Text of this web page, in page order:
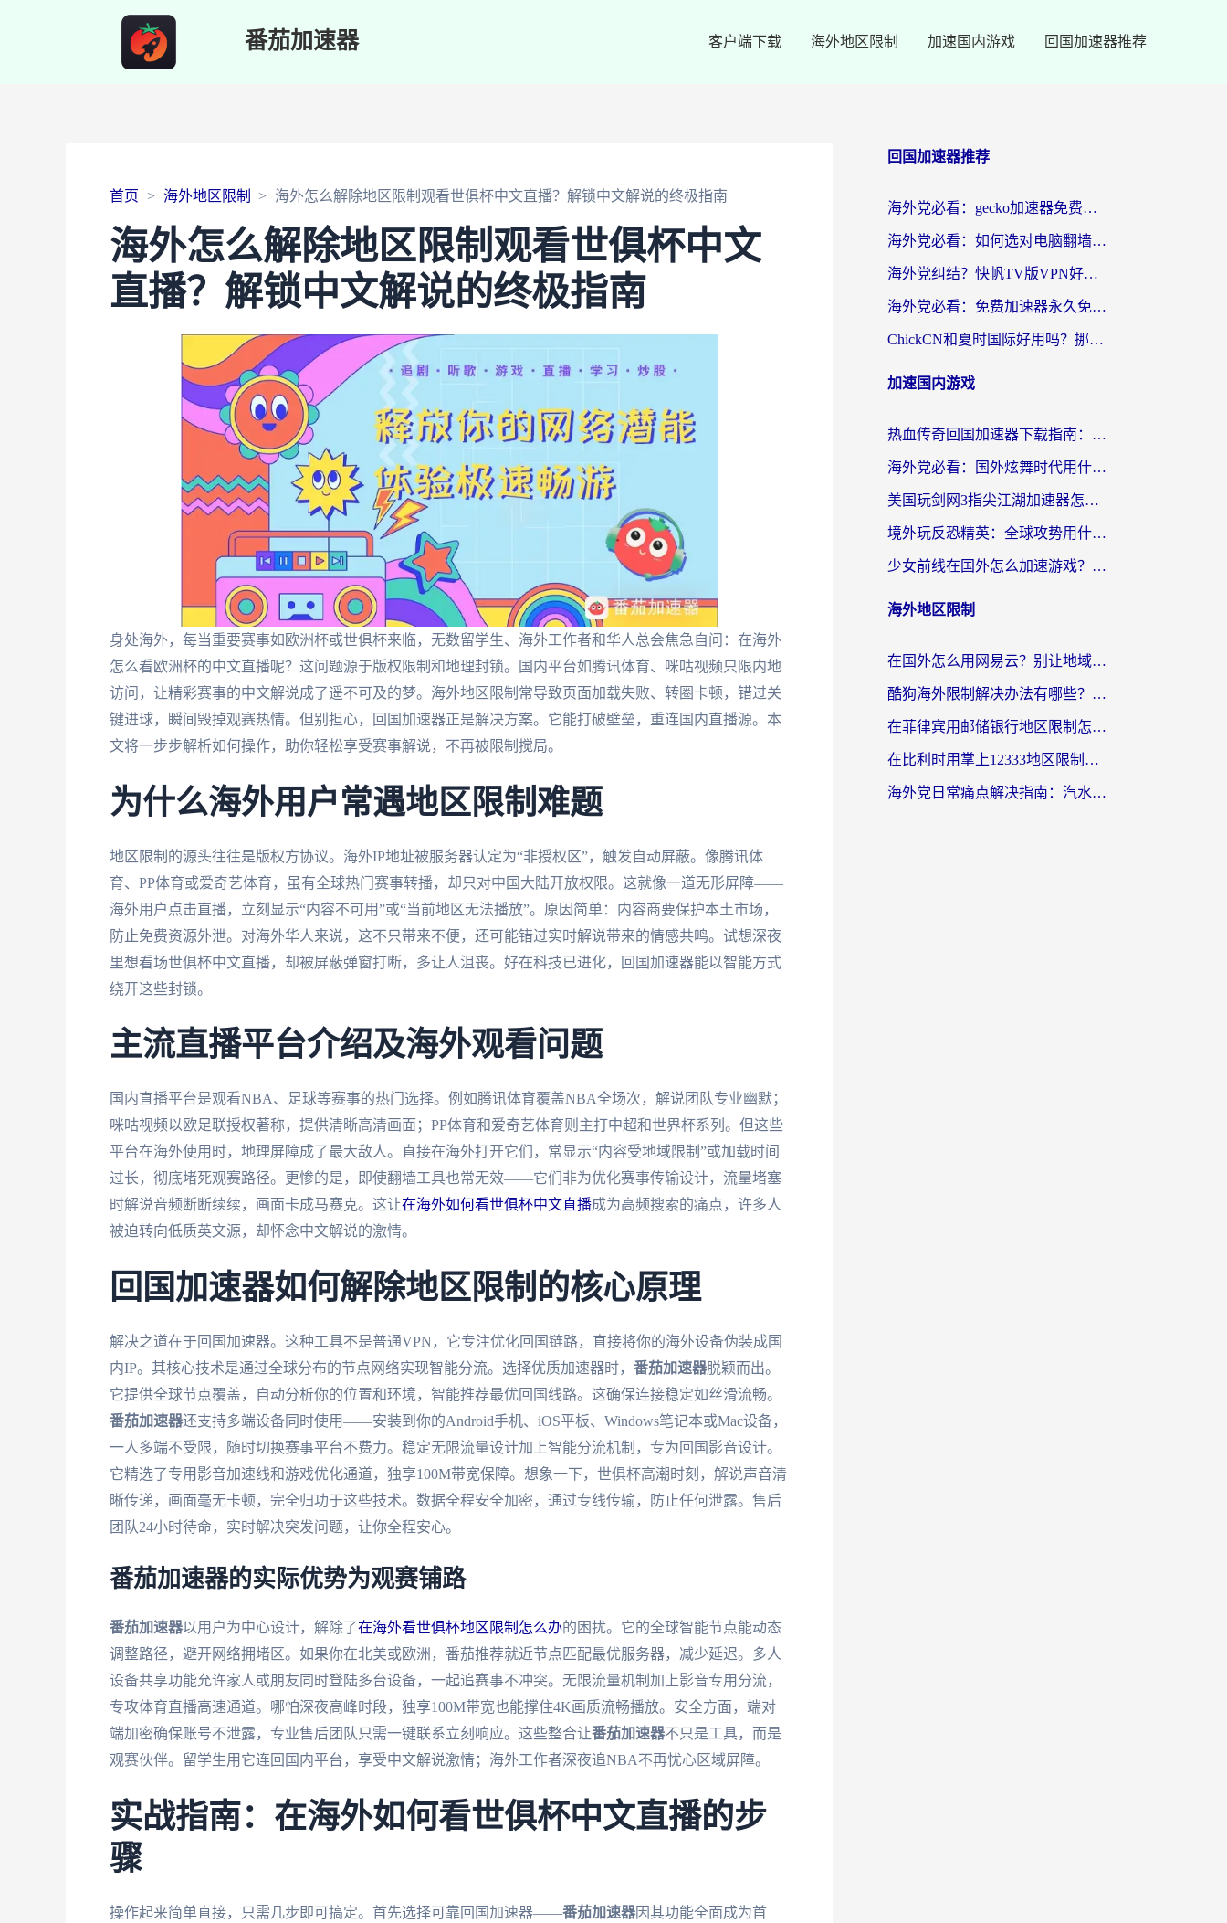
番茄加速器 客户端下载 海外地区限制 加速国内游戏 回国加速器推荐
首页 海外地区限制 海外怎么解除地区限制观看世俱杯中文直播？解锁中文解说的终极指南
海外怎么解除地区限制观看世俱杯中文
直播？解锁中文解说的终极指南
身处海外，每当重要赛事如欧洲杯或世俱杯来临，无数留学生、海外工作者和华人总会焦急自问：在海外
怎么看欧洲杯的中文直播呢？这问题源于版权限制和地理封锁。国内平台如腾讯体育、咪咕视频只限内地
访问，让精彩赛事的中文解说成了遥不可及的梦。海外地区限制常导致页面加载失败、转圈卡顿，错过关
键进球，瞬间毁掉观赛热情。但别担心，回国加速器正是解决方案。它能打破壁垒，重连国内直播源。本
文将一步步解析如何操作，助你轻松享受赛事解说，不再被限制搅局。
为什么海外用户常遇地区限制难题
地区限制的源头往往是版权方协议。海外IP地址被服务器认定为“非授权区”，触发自动屏蔽。像腾讯体
育、PP体育或爱奇艺体育，虽有全球热门赛事转播，却只对中国大陆开放权限。这就像一道无形屏障——
海外用户点击直播，立刻显示“内容不可用”或“当前地区无法播放”。原因简单：内容商要保护本土市场，
防止免费资源外泄。对海外华人来说，这不只带来不便，还可能错过实时解说带来的情感共鸣。试想深夜
里想看场世俱杯中文直播，却被屏蔽弹窗打断，多让人沮丧。好在科技已进化，回国加速器能以智能方式
绕开这些封锁。
主流直播平台介绍及海外观看问题
国内直播平台是观看NBA、足球等赛事的热门选择。例如腾讯体育覆盖NBA全场次，解说团队专业幽默；
咪咕视频以欧足联授权著称，提供清晰高清画面；PP体育和爱奇艺体育则主打中超和世界杯系列。但这些
平台在海外使用时，地理屏障成了最大敌人。直接在海外打开它们，常显示“内容受地域限制”或加载时间
过长，彻底堵死观赛路径。更惨的是，即使翻墙工具也常无效——它们非为优化赛事传输设计，流量堵塞
时解说音频断断续续，画面卡成马赛克。这让在海外如何看世俱杯中文直播成为高频搜索的痛点，许多人
被迫转向低质英文源，却怀念中文解说的激情。
回国加速器如何解除地区限制的核心原理
解决之道在于回国加速器。这种工具不是普通VPN，它专注优化回国链路，直接将你的海外设备伪装成国
内IP。其核心技术是通过全球分布的节点网络实现智能分流。选择优质加速器时， 番茄加速器脱颖而出。
它提供全球节点覆盖，自动分析你的位置和环境，智能推荐最优回国线路。这确保连接稳定如丝滑流畅。
番茄加速器还支持多端设备同时使用——安装到你的Android手机、iOS平板、Windows笔记本或Mac设备，
一人多端不受限，随时切换赛事平台不费力。稳定无限流量设计加上智能分流机制，专为回国影音设计。
它精选了专用影音加速线和游戏优化通道，独享100M带宽保障。想象一下，世俱杯高潮时刻，解说声音清
晰传递，画面毫无卡顿，完全归功于这些技术。数据全程安全加密，通过专线传输，防止任何泄露。售后
团队24小时待命，实时解决突发问题，让你全程安心。
番茄加速器的实际优势为观赛铺路
番茄加速器以用户为中心设计，解除了在海外看世俱杯地区限制怎么办的困扰。它的全球智能节点能动态
调整路径，避开网络拥堵区。如果你在北美或欧洲，番茄推荐就近节点匹配最优服务器，减少延迟。多人
设备共享功能允许家人或朋友同时登陆多台设备，一起追赛事不冲突。无限流量机制加上影音专用分流，
专攻体育直播高速通道。哪怕深夜高峰时段，独享100M带宽也能撑住4K画质流畅播放。安全方面，端对
端加密确保账号不泄露，专业售后团队只需一键联系立刻响应。这些整合让番茄加速器不只是工具，而是
观赛伙伴。留学生用它连回国内平台，享受中文解说激情；海外工作者深夜追NBA不再忧心区域屏障。
实战指南：在海外如何看世俱杯中文直播的步
骤
操作起来简单直接，只需几步即可搞定。首先选择可靠回国加速器——番茄加速器因其功能全面成为首
回国加速器推荐
海外党必看：gecko加速器免费试用？教你选对回国加速器，无缝刷国内剧玩游戏
海外党必看：如何选对电脑翻墙回国软件，轻松解锁国内资源？
海外党纠结？快帆TV版VPN好用吗？和扇贝手游VPN对比哪个回国效果更好？
海外党必看：免费加速器永久免费真的存在吗？教你选对回国加速器无缝刷国内资源
ChickCN和夏时国际好用吗？挪威留学生亲测3款回国加速器，附穿梭和加速喵对比指南
加速国内游戏
热血传奇回国加速器下载指南：海外玩家如何流畅砍怪不卡顿？
海外党必看：国外炫舞时代用什么加速器比较好？解决延迟卡顿的终极方案
美国玩剑网3指尖江湖加速器怎么选？海外党亲测避坑指南
境外玩反恐精英：全球攻势用什么加速器？2026海外玩家亲测实用指南
少女前线在国外怎么加速游戏？海外玩家必看的国服游戏畅玩指南
海外地区限制
在国外怎么用网易云？别让地域限制断了你的中文歌单——附听书社交定位解决方案
酷狗海外限制解决办法有哪些？留学生亲测有效的回国加速指南
在菲律宾用邮储银行地区限制怎么办？海外华人必看的回国加速解决方案
在比利时用掌上12333地区限制怎么办？海外华人亲测有效的回国加速方案
海外党日常痛点解决指南：汽水有些音乐在国外无法播放怎么办？